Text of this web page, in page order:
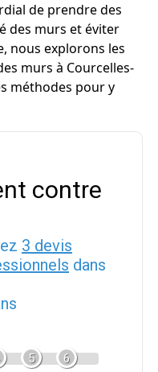
de prendre des
des murs et éviter
nous explorons les
murs à Courcelles-
méthodes pour y
contre
3 devis
dans
5 6